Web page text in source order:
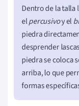
Dentro de la
elpercusivoy el
piedra
desprender
piedra se coloca
arriba, lo que
formas